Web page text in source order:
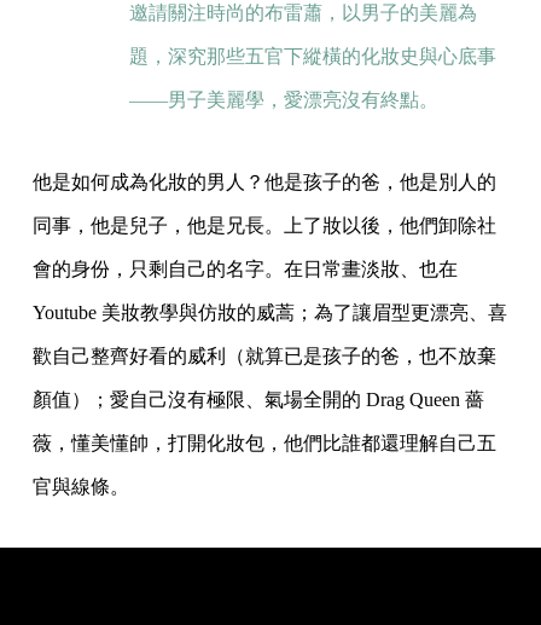
邀請關注時尚的布雷蕭 ，以男子的美麗為
題，深究那些五官下縱橫的化妝史與心底事
——男子美麗學，愛漂亮沒有終點。
他是如何成為化妝的男人？他是孩子的爸，他是別人的
同事，他是兒子，他是兄長。上了妝以後，他們卸除社
會的身份，只剩自己的名字。在日常畫淡妝、也在
Youtube 美妝教學與仿妝的威蒿；為了讓眉型更漂亮、喜
歡自己整齊好看的威利（就算已是孩子的爸，也不放棄
顏值）；愛自己沒有極限、氣場全開的 Drag Queen 薔
薇 ，懂美懂帥，打開化妝包，他們比誰都還理解自己五
官與線條。